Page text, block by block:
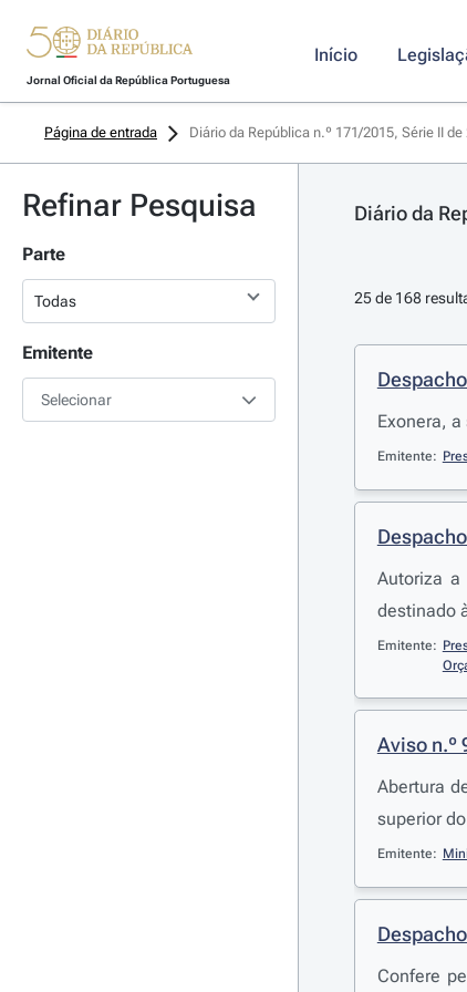
Jornal Oficial da República Portuguesa
Início
Página de entrada Diário da República n.º 171/2015, Série II
Refinar Pesquisa
Parte
Emitente
Selecionar
Diário da
25 de 168
Exonera,
Emitente:
Autoriza
destinado
Emitente:
Aviso n.º
Abertura
superior
Emitente:
Confere